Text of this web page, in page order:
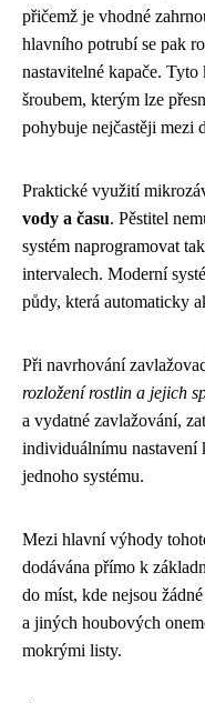
přičemž je vhodné
hlavního potrubí se pak
nastavitelné kapače.
šroubem, kterým lze
pohybuje nejčastěji mezi
Praktické využití
vody a času. Pěstitel
systém naprogramovat
intervalech. Moderní
půdy, která automaticky
Při navrhování
rozložení rostlin a jejich
a vydatné zavlažování,
individuálnímu nastavení
jednoho systému.
Mezi hlavní výhody
dodávána přímo k
do míst, kde nejsou
a jiných houbových
mokrými listy.